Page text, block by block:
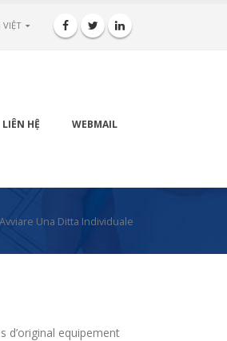
VIỆT
LIÊN HỆ WEBMAIL
Una Ditta Individuale
d’original equipement